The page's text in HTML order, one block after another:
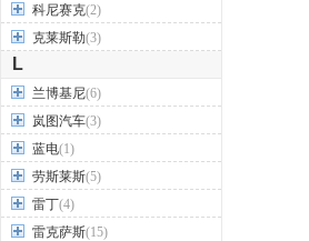
科尼赛克(2)
克莱斯勒(3)
L
兰博基尼(6)
岚图汽车(3)
蓝电(1)
劳斯莱斯(5)
雷丁(4)
雷克萨斯(15)